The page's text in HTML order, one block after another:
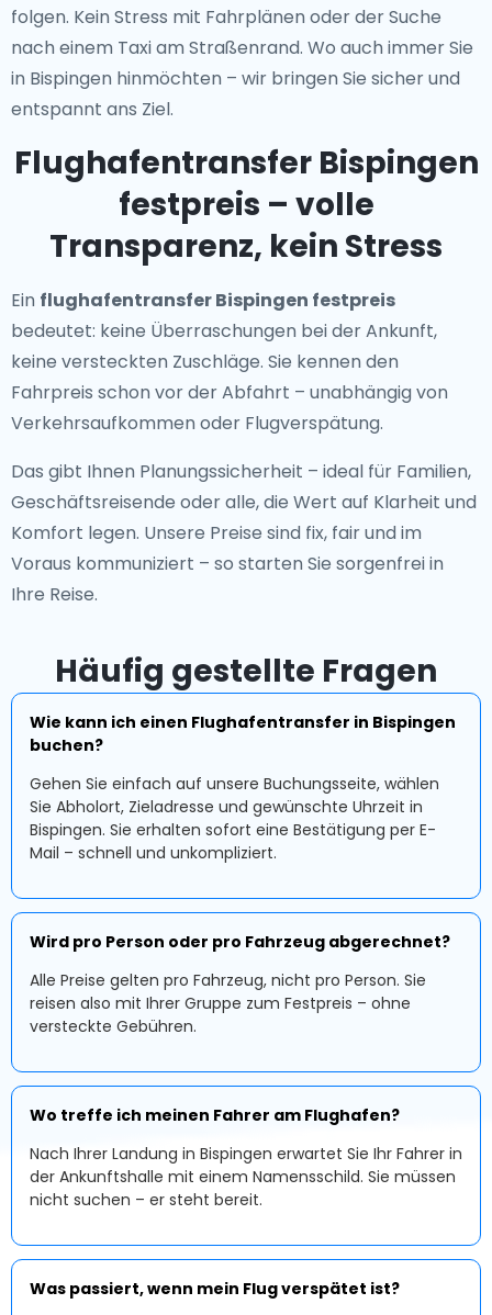
folgen. Kein Stress mit Fahrplänen oder der Suche
nach einem Taxi am Straßenrand. Wo auch immer Sie
in Bispingen hinmöchten – wir bringen Sie sicher und
entspannt ans Ziel.
Flughafentransfer Bispingen
festpreis – volle
Transparenz, kein Stress
Ein flughafentransfer Bispingen festpreis
bedeutet: keine Überraschungen bei der Ankunft,
keine versteckten Zuschläge. Sie kennen den
Fahrpreis schon vor der Abfahrt – unabhängig von
Verkehrsaufkommen oder Flugverspätung.
Das gibt Ihnen Planungssicherheit – ideal für Familien,
Geschäftsreisende oder alle, die Wert auf Klarheit und
Komfort legen. Unsere Preise sind fix, fair und im
Voraus kommuniziert – so starten Sie sorgenfrei in
Ihre Reise.
Häufig gestellte Fragen
Wie kann ich einen Flughafentransfer in Bispingen
buchen?
Gehen Sie einfach auf unsere Buchungsseite, wählen
Sie Abholort, Zieladresse und gewünschte Uhrzeit in
Bispingen. Sie erhalten sofort eine Bestätigung per E-
Mail – schnell und unkompliziert.
Wird pro Person oder pro Fahrzeug abgerechnet?
Alle Preise gelten pro Fahrzeug, nicht pro Person. Sie
reisen also mit Ihrer Gruppe zum Festpreis – ohne
versteckte Gebühren.
Wo treffe ich meinen Fahrer am Flughafen?
Nach Ihrer Landung in Bispingen erwartet Sie Ihr Fahrer in
der Ankunftshalle mit einem Namensschild. Sie müssen
nicht suchen – er steht bereit.
Was passiert, wenn mein Flug verspätet ist?